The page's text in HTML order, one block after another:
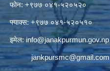
फोन: +९७७ ०४१-५२०५२०
फ्याक्स: +९७७ ०४१-५२०५१०
इमेल:info@janakpurmun.gov.np
jankpursmc@gmail.com